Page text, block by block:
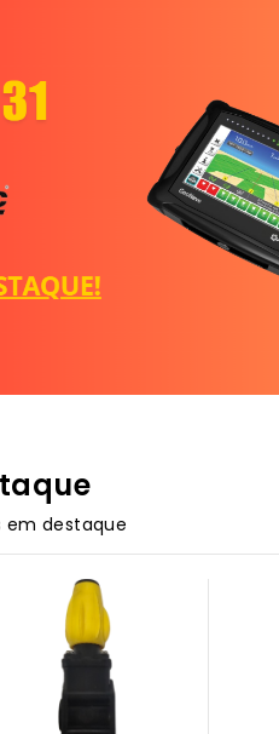
em destaque